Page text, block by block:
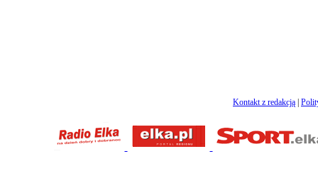
Kontakt z redakcją